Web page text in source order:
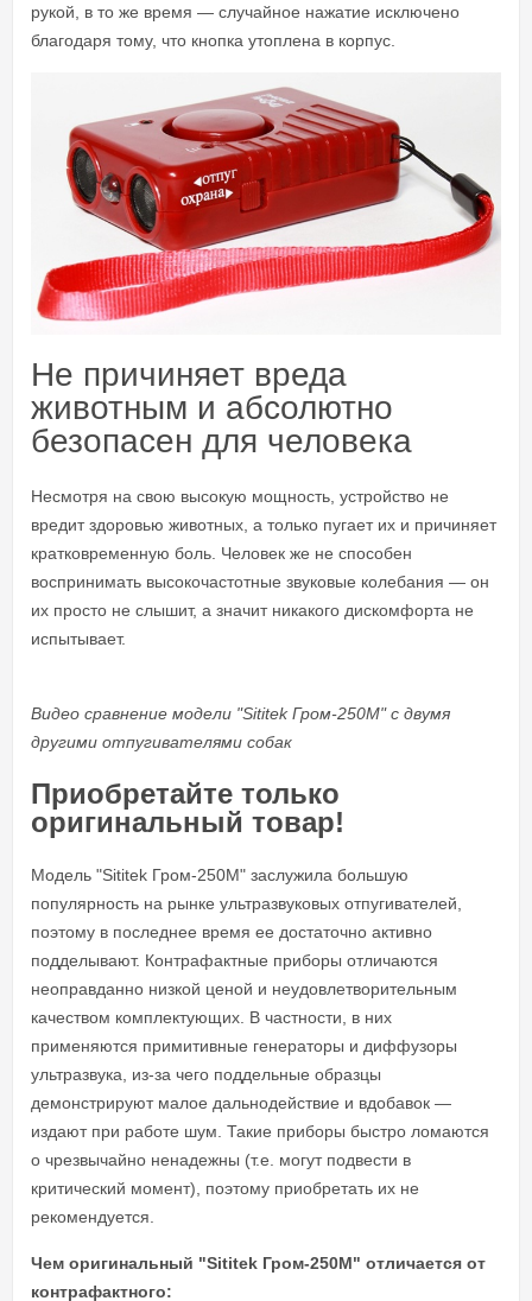
рукой, в то же время — случайное нажатие исключено
благодаря тому, что кнопка утоплена в корпус.
Не причиняет вреда
животным и абсолютно
безопасен для человека
Несмотря на свою высокую мощность, устройство не
вредит здоровью животных, а только пугает их и причиняет
кратковременную боль. Человек же не способен
воспринимать высокочастотные звуковые колебания — он
их просто не слышит, а значит никакого дискомфорта не
испытывает.
Видео сравнение модели "Sititek Гром-250М" с двумя
другими отпугивателями собак
Приобретайте только
оригинальный товар!
Модель "Sititek Гром-250М" заслужила большую
популярность на рынке ультразвуковых отпугивателей,
поэтому в последнее время ее достаточно активно
подделывают. Контрафактные приборы отличаются
неоправданно низкой ценой и неудовлетворительным
качеством комплектующих. В частности, в них
применяются примитивные генераторы и диффузоры
ультразвука, из-за чего поддельные образцы
демонстрируют малое дальнодействие и вдобавок —
издают при работе шум. Такие приборы быстро ломаются
о чрезвычайно ненадежны (т.е. могут подвести в
критический момент), поэтому приобретать их не
рекомендуется.
Чем оригинальный "Sititek Гром-250М" отличается от
контрафактного: